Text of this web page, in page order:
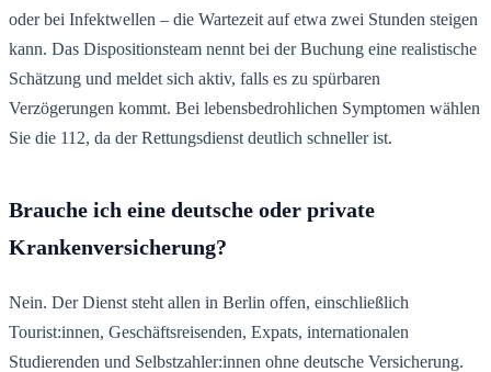
oder bei Infektwellen – die Wartezeit auf etwa zwei Stunden steigen
kann. Das Dispositionsteam nennt bei der Buchung eine realistische
Schätzung und meldet sich aktiv, falls es zu spürbaren
Verzögerungen kommt. Bei lebensbedrohlichen Symptomen wählen
Sie die 112, da der Rettungsdienst deutlich schneller ist.
Brauche ich eine deutsche oder private
Krankenversicherung?
Nein. Der Dienst steht allen in Berlin offen, einschließlich
Tourist:innen, Geschäftsreisenden, Expats, internationalen
Studierenden und Selbstzahler:innen ohne deutsche Versicherung.